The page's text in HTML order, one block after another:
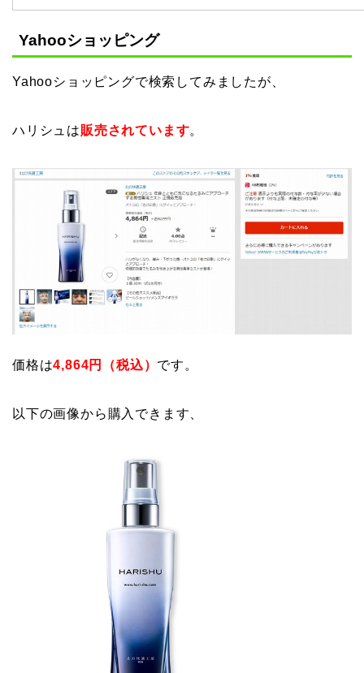
Yahooショッピング
Yahooショッピングで検索してみましたが、
ハリシュは販売されています。
価格は4,864円（税込） です。
以下の画像から購入できます、